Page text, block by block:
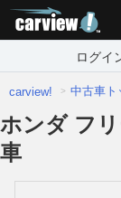
ログイ
carview! 中古車ト
ホンダ フ
車